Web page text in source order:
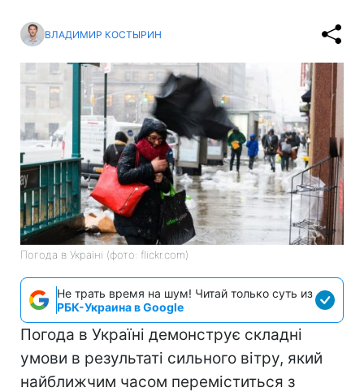
ВЛАДИМИР КОСТЫРИН
Погода в Україні (фото: flickr.com)
Не трать время на шум! Читай только суть из
РБК-Украина в Google
Погода в Україні демонструє складні
умови в результаті сильного вітру, який
найближчим часом переміститься з